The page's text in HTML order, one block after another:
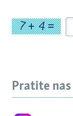
Pratite nas